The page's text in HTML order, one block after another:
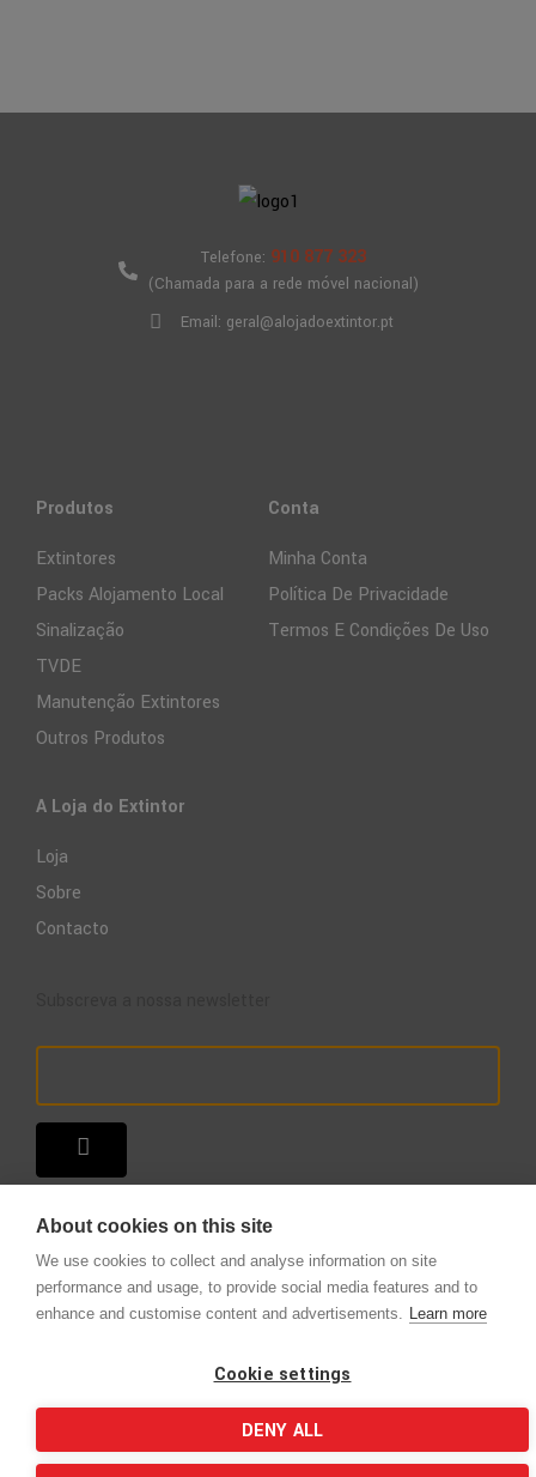
Telefone: 910 877 323
(Chamada para a rede móvel nacional)
Email: geral@alojadoextintor.pt
Produtos
Extintores
Packs Alojamento Local
Sinalização
TVDE
Manutenção Extintores
Outros Produtos
Conta
Minha Conta
Política De Privacidade
Termos E Condições De Uso
A Loja do Extintor
Loja
Sobre
Contacto
Copyright © 2025 – A Loja do Extintor .Todos os direitos reservados.
About cookies on this site
We use cookies to collect and analyse information on site
performance and usage, to provide social media features and to
enhance and customise content and advertisements. Learn more
Cookie settings
DENY ALL